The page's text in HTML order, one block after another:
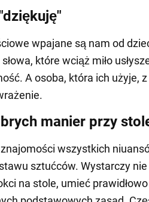
wpajane są nam od
które wciąż miło
A osoba, która ich użyje,
manier przy
wszystkich
sztućców. Wystarczy
na stole, umieć